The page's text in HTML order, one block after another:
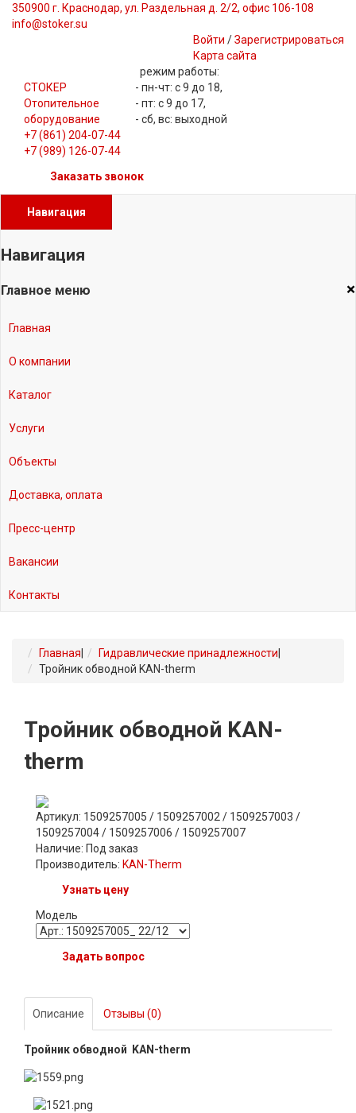
350900 г. Краснодар, ул. Раздельная д. 2/2, офис 106-108
info@stoker.su
Войти /Зарегистрироваться
Карта сайта
СТОКЕР
Отопительное
оборудование
режим работы:
- пн-чт: с 9 до 18,
- пт: с 9 до 17,
- сб, вс: выходной
+7 (861) 204-07-44
+7 (989) 126-07-44
Заказать звонок
Навигация
Навигация
×
Главное меню
Главная
О компании
Каталог
Услуги
Объекты
Доставка, оплата
Пресс-центр
Вакансии
Контакты
Главная Гидравлические принадлежности
Тройник обводной KAN-therm
Тройник обводной KAN-
therm
Артикул: 1509257005 / 1509257002 / 1509257003 /
1509257004 / 1509257006 / 1509257007
Наличие: Под заказ
Производитель: KAN-Therm
Узнать цену
Модель
Задать вопрос
Описание Отзывы (0)
Тройник обводной KAN-therm